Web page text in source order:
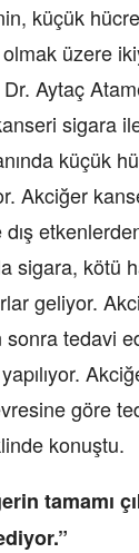
küçük
üzere
Aytaç
sigara
küçük
Akciğer
sigara, kötü
geliyor.
sonra tedavi
göre
konuştu.
tamamı